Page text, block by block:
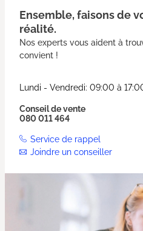
Ensemble, faisons de
réalité.
Nos experts vous aident à
convient !
Lundi - Vendredi: 09:00 à
Conseil de vente
080 011 464
Service de rappel
Joindre un conseiller